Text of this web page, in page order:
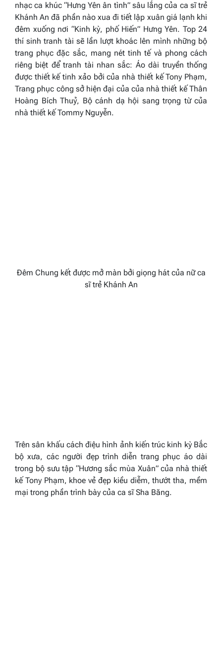
nhạc ca khúc “Hưng Yên ân tình” sâu lắng của ca sĩ trẻ
Khánh An đã phần nào xua đi tiết lập xuân giá lạnh khi
đêm xuống nơi “Kinh kỳ, phố Hiến” Hưng Yên. Top 24
thí sinh tranh tài sẽ lần lượt khoác lên mình những bộ
trang phục đặc sắc, mang nét tinh tế và phong cách
riêng biệt để tranh tài nhan sắc: Áo dài truyền thống
được thiết kế tinh xảo bởi của nhà thiết kế Tony Phạm,
Trang phục công sở hiện đại của của nhà thiết kế Thân
Hoàng Bích Thuỷ, Bộ cánh dạ hội sang trọng từ của
nhà thiết kế Tommy Nguyễn.
Đêm Chung kết được mở màn bởi giọng hát của nữ ca
sĩ trẻ Khánh An
Trên sân khấu cách điệu hình ảnh kiến trúc kinh kỳ Bắc
bộ xưa, các người đẹp trình diễn trang phục áo dài
trong bộ sưu tập“Hương sắc mùa Xuân”của nhà thiết
kế Tony Phạm, khoe vẻ đẹp kiều diễm, thướt tha, mềm
mại trong phần trình bày của ca sĩ Sha Băng.